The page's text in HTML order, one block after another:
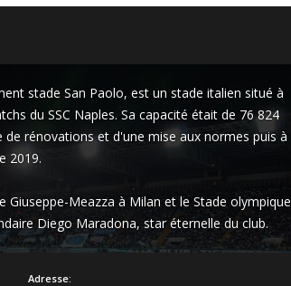
stade San Paolo, est un stade italien situé à
du SSC Naples. Sa capacité était de 76 824
rénovations et d'une mise aux normes puis à
2019.
Giuseppe-Meazza à Milan et le Stade olympique
Diego Maradona, star éternelle du club.
Adresse: